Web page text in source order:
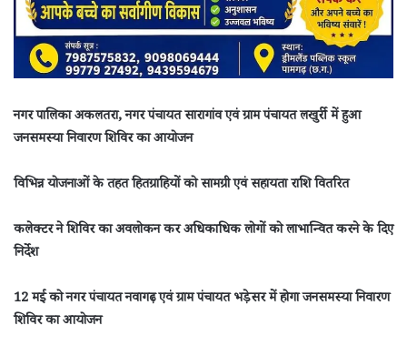
नगर पालिका अकलतरा, नगर पंचायत सारागांव एवं ग्राम पंचायत लखुर्री में हुआ
जनसमस्या निवारण शिविर का आयोजन
विभिन्न योजनाओं के तहत हितग्राहियों को सामग्री एवं सहायता राशि वितरित
कलेक्टर ने शिविर का अवलोकन कर अधिकाधिक लोगों को लाभान्वित करने के दिए
निर्देश
12 मई को नगर पंचायत नवागढ़ एवं ग्राम पंचायत भड़ेसर में होगा जनसमस्या निवारण
शिविर का आयोजन